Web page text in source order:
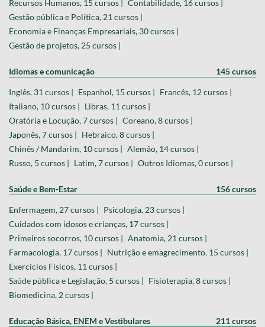
Recursos Humanos, 15 cursos |
Contabilidade, 16 cursos |
Gestão pública e Política, 21 cursos |
Economia e Finanças Empresariais, 30 cursos |
Gestão de projetos, 25 cursos |
Idiomas e comunicação 145 cursos
Inglês, 31 cursos | Espanhol, 15 cursos |
Francês, 12 cursos |
Italiano, 10 cursos |
Libras, 11 cursos |
Oratória e Locução, 7 cursos |
Coreano, 8 cursos |
Japonês, 7 cursos |
Hebraico, 8 cursos |
Chinês / Mandarim, 10 cursos |
Alemão, 14 cursos |
Russo, 5 cursos |
Latim, 7 cursos | Outros Idiomas, 0 cursos |
Saúde e Bem-Estar 156 cursos
Enfermagem, 27 cursos |
Psicologia, 23 cursos |
Cuidados com idosos e crianças, 17 cursos |
Primeiros socorros, 10 cursos |
Anatomia, 21 cursos |
Farmacologia, 17 cursos |
Nutrição e emagrecimento, 15 cursos |
Exercícios Físicos, 11 cursos |
Saúde pública e Legislação, 5 cursos |
Fisioterapia, 8 cursos |
Biomedicina, 2 cursos |
Educação Básica, ENEM e Vestibulares 211 cursos